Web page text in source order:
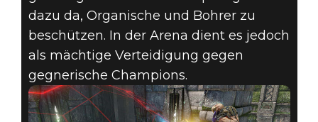
dazu da, Organische und Bohrer zu
beschützen. In der Arena dient es jedoch
als mächtige Verteidigung gegen
gegnerische Champions.